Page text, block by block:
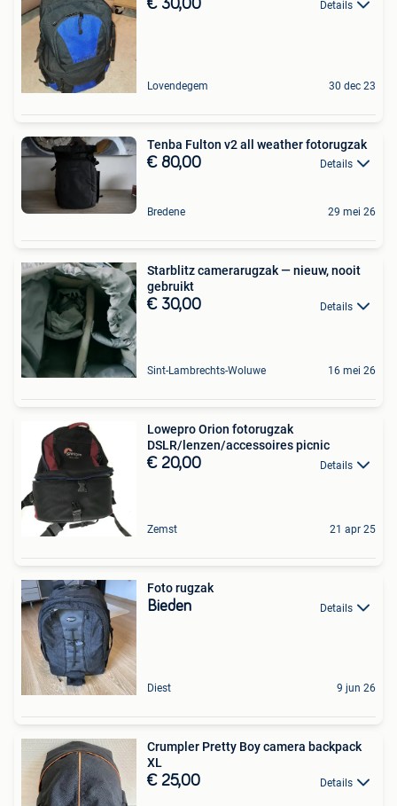
€ 30,00 Details
Lovendegem 30 dec 23
Tenba Fulton v2 all weather fotorugzak
€ 80,00 Details
Bredene 29 mei 26
Starblitz camerarugzak — nieuw, nooit
gebruikt
€ 30,00 Details
Sint-Lambrechts-Woluwe 16 mei 26
Lowepro Orion fotorugzak
DSLR/lenzen/accessoires picnic
€ 20,00 Details
Zemst 21 apr 25
Foto rugzak
Bieden Details
Diest 9 jun 26
Crumpler Pretty Boy camera backpack
XL
€ 25,00 Details